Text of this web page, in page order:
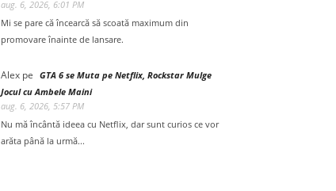
aug. 6, 2026, 6:01 PM
Mi se pare că încearcă să scoată maximum din
promovare înainte de lansare.
Alex pe GTA 6 se Muta pe Netflix, Rockstar Mulge
Jocul cu Ambele Maini
aug. 6, 2026, 5:57 PM
Nu mă încântă ideea cu Netflix, dar sunt curios ce vor
arăta până la urmă...